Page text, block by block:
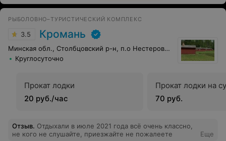
РЫБОЛОВНО–ТУРИСТИЧЕСКИЙ КОМПЛЕКС
3.5 Кромань
Минская обл., Столбцовский р-н, п.о Нестеровичи
Круглосуточно
Прокат лодки
20 руб./час
Прокат лодки на
70 руб.
Отзыв. Отдыхали в июле 2021 года всё очень классно,
не кого не слушайте, приезжайте не пожалеете
Еще